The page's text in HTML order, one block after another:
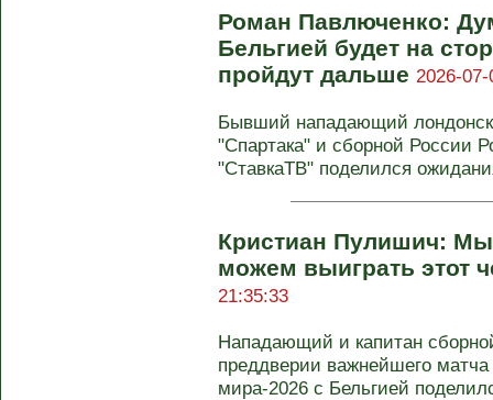
Роман Павлюченко:
Бельгией будет на
пройдут дальше 2026-
Бывший нападающий
"Спартака" и сборной России
"СтавкаТВ" поделился
Кристиан Пулишич:
можем выиграть этот
21:35:33
Нападающий и капитан
преддверии важнейшего
мира-2026 с Бельгией